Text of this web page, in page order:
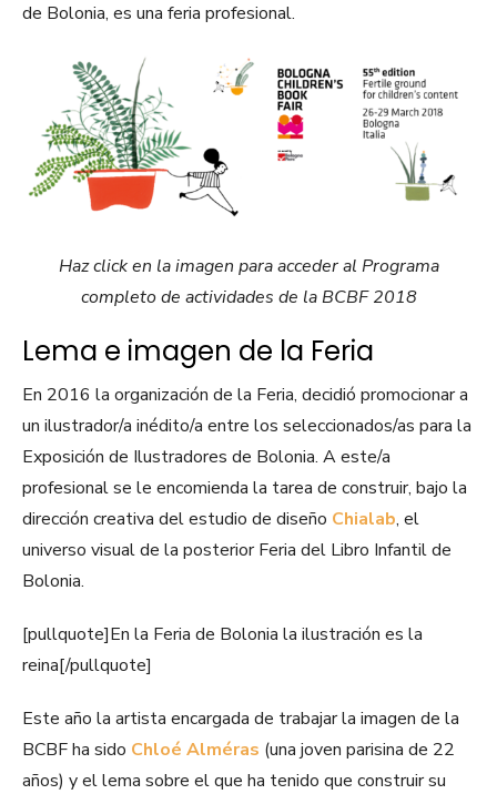
de Bolonia, es una feria profesional.
Haz click en la imagen para acceder al Programa
completo de actividades de la BCBF 2018
Lema e imagen de la Feria
En 2016 la organización de la Feria, decidió promocionar a
un ilustrador/a inédito/a entre los seleccionados/as para la
Exposición de Ilustradores de Bolonia. A este/a
profesional se le encomienda la tarea de construir, bajo la
dirección creativa del estudio de diseño Chialab, el
universo visual de la posterior Feria del Libro Infantil de
Bolonia.
[pullquote]En la Feria de Bolonia la ilustración es la
reina[/pullquote]
Este año la artista encargada de trabajar la imagen de la
BCBF ha sido Chloé Alméras (una joven parisina de 22
años) y el lema sobre el que ha tenido que construir su